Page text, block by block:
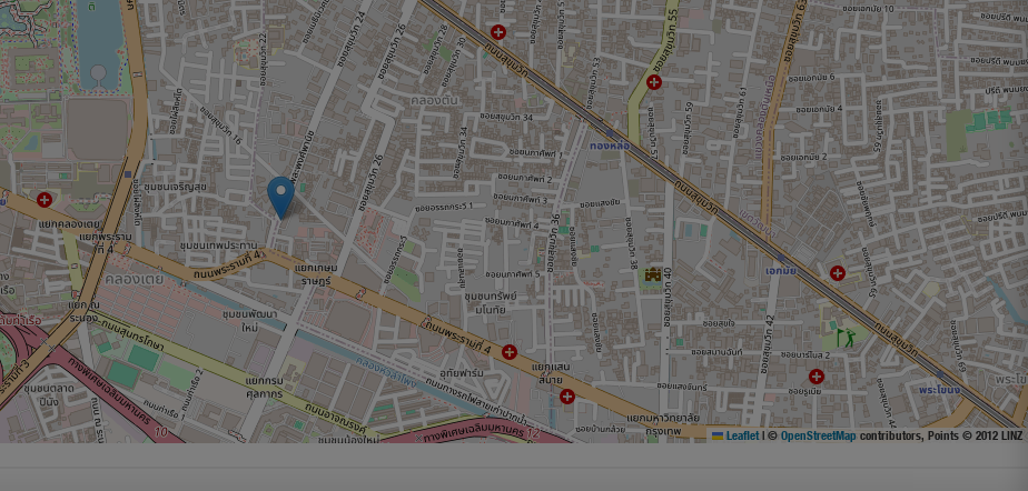
Leaflet | © OpenStreetMap contributors, Points © 2012 LINZ